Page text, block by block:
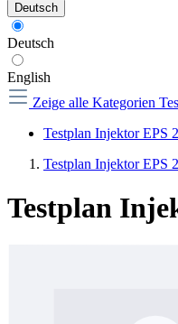
Deutsch
Deutsch
English
Zeige alle Kategorien
Testplan Injektor EPS
Testplan Injektor EPS
Testplan